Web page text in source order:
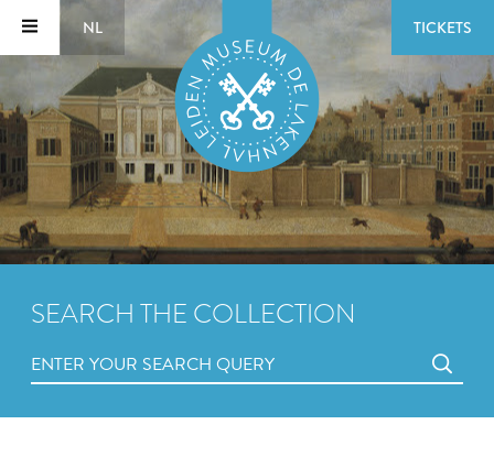
NL TICKETS
SEARCH THE COLLECTION